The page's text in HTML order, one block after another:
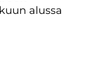
alussa